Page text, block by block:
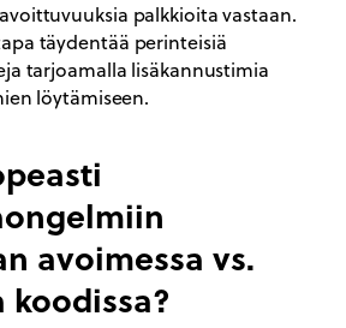
palkkioita vastaan.
täydentää perinteisiä
tarjoamalla lisäkannustimia
löytämiseen.
avoimessa vs.
koodissa?